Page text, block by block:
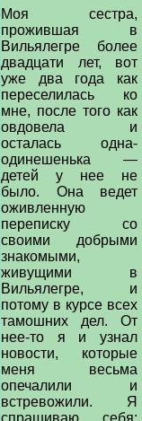
Моя сестра,
прожившая в
Вильялегре более
двадцати лет, вот
уже два года как
переселилась ко
мне, после того как
овдовела и
осталась одна-
одинешенька —
детей у нее не
было. Она ведет
оживленную
переписку со
своими добрыми
знакомыми,
живущими в
Вильялегре, и
потому в курсе всех
тамошних дел. От
нее-то я и узнал
новости, которые
меня весьма
опечалили и
встревожили. Я
спрашиваю себя: